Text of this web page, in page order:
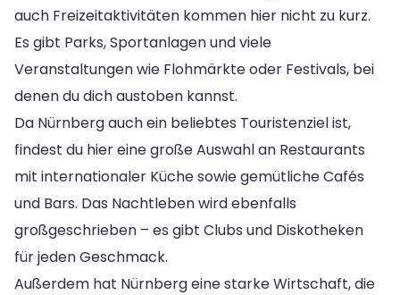
auch Freizeitaktivitäten kommen hier nicht zu kurz.
Es gibt Parks, Sportanlagen und viele
Veranstaltungen wie Flohmärkte oder Festivals, bei
denen du dich austoben kannst.
Da Nürnberg auch ein beliebtes Touristenziel ist,
findest du hier eine große Auswahl an Restaurants
mit internationaler Küche sowie gemütliche Cafés
und Bars. Das Nachtleben wird ebenfalls
großgeschrieben – es gibt Clubs und Diskotheken
für jeden Geschmack.
Außerdem hat Nürnberg eine starke Wirtschaft, die